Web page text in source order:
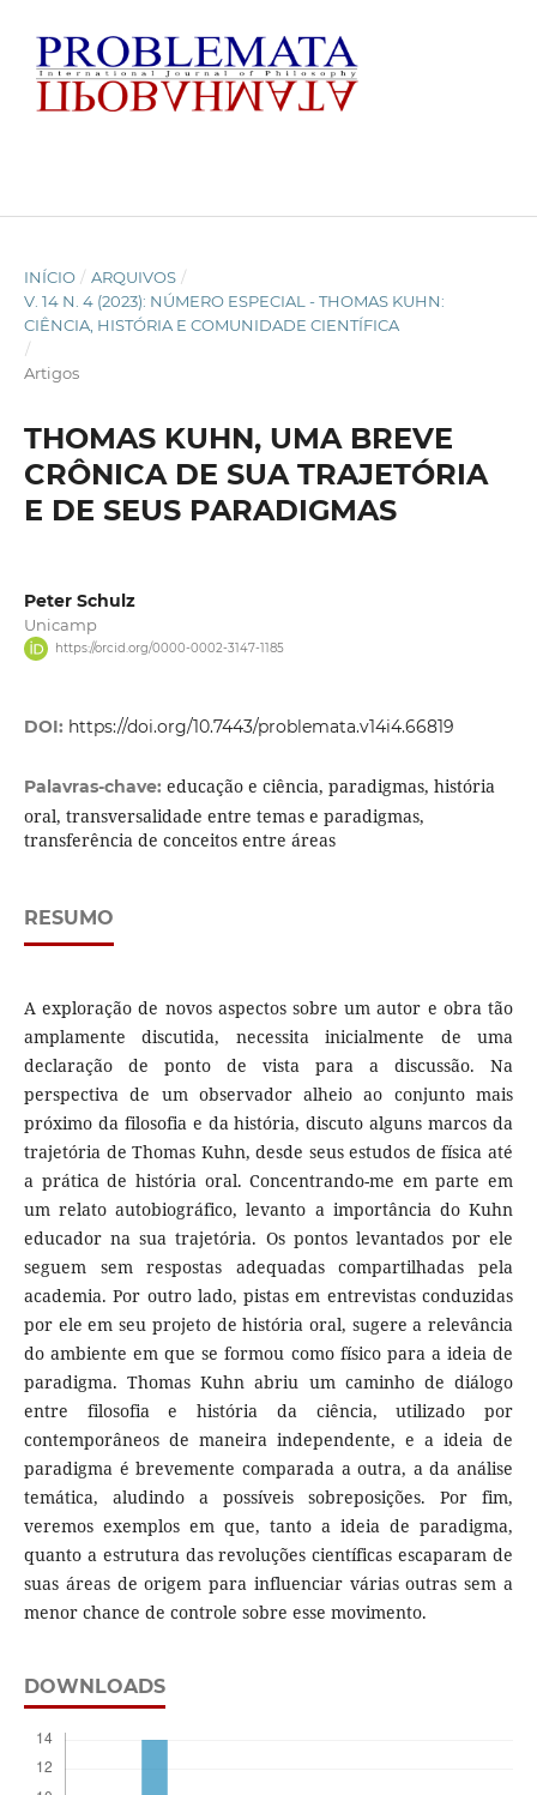
INÍCIO / ARQUIVOS /
V. 14 N. 4 (2023): NÚMERO ESPECIAL - THOMAS KUHN:
CIÊNCIA, HISTÓRIA E COMUNIDADE CIENTÍFICA
/
Artigos
THOMAS KUHN, UMA BREVE
CRÔNICA DE SUA TRAJETÓRIA
E DE SEUS PARADIGMAS
Peter Schulz
Unicamp
https://orcid.org/0000-0002-3147-1185
DOI: https://doi.org/10.7443/problemata.v14i4.66819
Palavras-chave: educação e ciência, paradigmas, história
oral, transversalidade entre temas e paradigmas,
transferência de conceitos entre áreas
RESUMO
A exploração de novos aspectos sobre um autor e obra tão
amplamente discutida, necessita inicialmente de uma
declaração de ponto de vista para a discussão. Na
perspectiva de um observador alheio ao conjunto mais
próximo da filosofia e da história, discuto alguns marcos da
trajetória de Thomas Kuhn, desde seus estudos de física até
a prática de história oral. Concentrando-me em parte em
um relato autobiográfico, levanto a importância do Kuhn
educador na sua trajetória. Os pontos levantados por ele
seguem sem respostas adequadas compartilhadas pela
academia. Por outro lado, pistas em entrevistas conduzidas
por ele em seu projeto de história oral, sugere a relevância
do ambiente em que se formou como físico para a ideia de
paradigma. Thomas Kuhn abriu um caminho de diálogo
entre filosofia e história da ciência, utilizado por
contemporâneos de maneira independente, e a ideia de
paradigma é brevemente comparada a outra, a da análise
temática, aludindo a possíveis sobreposições. Por fim,
veremos exemplos em que, tanto a ideia de paradigma,
quanto a estrutura das revoluções científicas escaparam de
suas áreas de origem para influenciar várias outras sem a
menor chance de controle sobre esse movimento.
DOWNLOADS